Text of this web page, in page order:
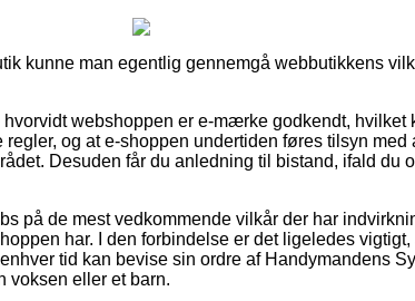
kunne man egentlig gennemgå webbutikkens
webshoppen er e-mærke godkendt,
og at e-shoppen undertiden føres tilsyn
Desuden får du anledning til bistand, ifald du
på de mest vedkommende vilkår der har
har. I den forbindelse er det ligeledes
tid kan bevise sin ordre af Handymandens
voksen eller et barn.